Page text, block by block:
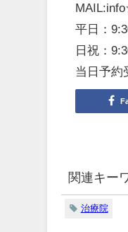
平日：
日祝：
当日予
関連キー
治療院